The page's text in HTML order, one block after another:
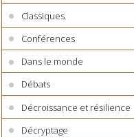
Classiques
Conférences
Dans le monde
Débats
Décroissance et résilience
Décryptage